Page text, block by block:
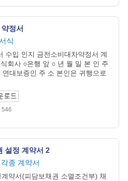
정서
식
수입 인지 금전소비대차약정서 계
회사 ○은행 앞 ○ 년 월 일 본 인 주
대보증인 주 소 본인은 귀행으로
546
설정 계약서 2
각종 계약서
약서(피담보채권 소멸조건부) 채